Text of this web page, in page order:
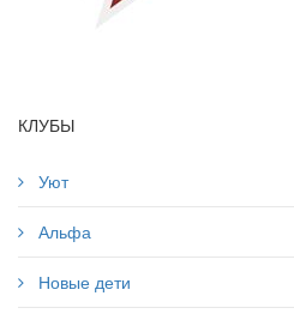
КЛУБЫ
Уют
Альфа
Новые дети